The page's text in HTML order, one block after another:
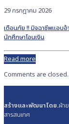
29 กรกฎาคม 2026
เตือนภัย !! มิจฉาชีพแอบอ้
นักศึกษาโอนเงิน
Read more
Comments are closed.
สร้างและพัฒนาโดย.ฝ่า
สารสนเทศ